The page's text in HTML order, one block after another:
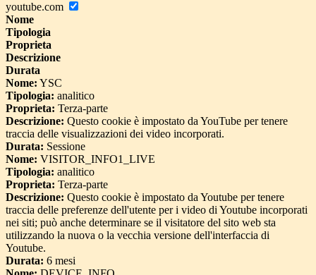
youtube.com
Nome
Tipologia
Proprieta
Descrizione
Durata
Nome: YSC
Tipologia: analitico
Proprieta: Terza-parte
Descrizione: Questo cookie è impostato da YouTube per tenere
traccia delle visualizzazioni dei video incorporati.
Durata: Sessione
Nome: VISITOR_INFO1_LIVE
Tipologia: analitico
Proprieta: Terza-parte
Descrizione: Questo cookie è impostato da Youtube per tenere
traccia delle preferenze dell'utente per i video di Youtube incorporati
nei siti; può anche determinare se il visitatore del sito web sta
utilizzando la nuova o la vecchia versione dell'interfaccia di
Youtube.
Durata: 6 mesi